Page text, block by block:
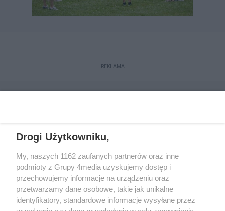
REKLAMA
Reklama Kontakt Regulamin
Dystrybucja
Regulamin prenumeraty
Polityka Prywatności
Drogi Użytkowniku,
My, naszych 1162 zaufanych partnerów oraz inne
podmioty z Grupy 4media uzyskujemy dostęp i
przechowujemy informacje na urządzeniu oraz
przetwarzamy dane osobowe, takie jak unikalne
identyfikatory, standardowe informacje wysyłane przez